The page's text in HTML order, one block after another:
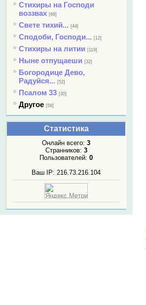
Стихиры на Господи
воззвах [68]
Свете тихий... [44]
Сподоби, Господи... [12]
Стихиры на литии [119]
Ныне отпущаеши [32]
Богородице Дево,
Радуйся... [52]
Псалом 33 [30]
Другое [56]
Статистика
Онлайн всего:3
Странников: 3
Пользователей:0
Ваш IP: 216.73.216.104